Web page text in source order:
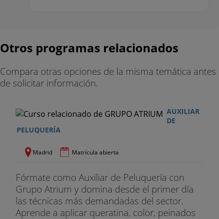
16. Maquillaje social
MATERIAL INCLUIDO:
- Seguro de accidentes del alumno con cobertura
total de asistencia sanitaria en los centros
concertados
- Seguro de responsabilidad civil, para casos en los
clientes modelo
- Uniforme de trabajo
Otros programas relacionados
Compara otras opciones de la misma temática antes
de solicitar información.
AUXILIAR
DE
PELUQUERÍA
Madrid Matrícula abierta
Fórmate como Auxiliar de Peluquería con
Grupo Atrium y domina desde el primer día
las técnicas más demandadas del sector.
Aprende a aplicar queratina, color, peinados